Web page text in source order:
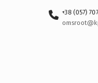
+38 (057)